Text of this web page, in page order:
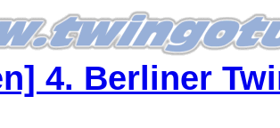
4. Berliner